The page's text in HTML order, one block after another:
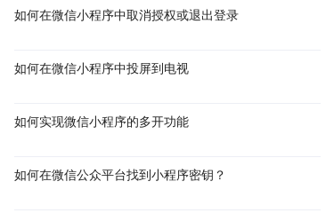
如何在微信小程序中取消授权或退出登录
如何在微信小程序中投屏到电视
如何实现微信小程序的多开功能
如何在微信公众平台找到小程序密钥？